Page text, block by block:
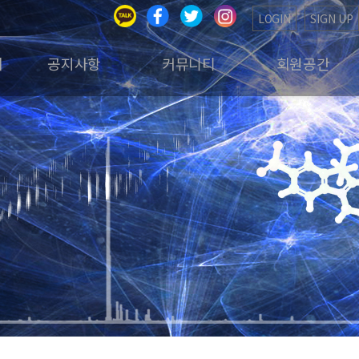
LOGIN SIGN UP
공지사항 커뮤니티 회원공간